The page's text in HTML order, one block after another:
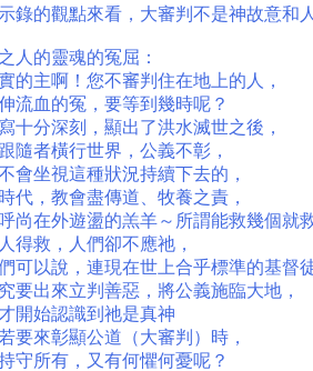
錄的觀點來看，大審判不是神故意和
人的靈魂的冤屈：
的主啊！您不審判住在地上的人，
流血的冤，要等到幾時呢？
十分深刻，顯出了洪水滅世之後，
隨者橫行世界，公義不彰，
會坐視這種狀況持續下去的，
代，教會盡傳道、牧養之責，
尚在外遊盪的羔羊～所謂能救幾個就
得救，人們卻不應祂，
可以說，連現在世上合乎標準的基督
要出來立判善惡，將公義施臨大地，
開始認識到祂是真神
要來彰顯公道（大審判）時，
守所有，又有何懼何憂呢？